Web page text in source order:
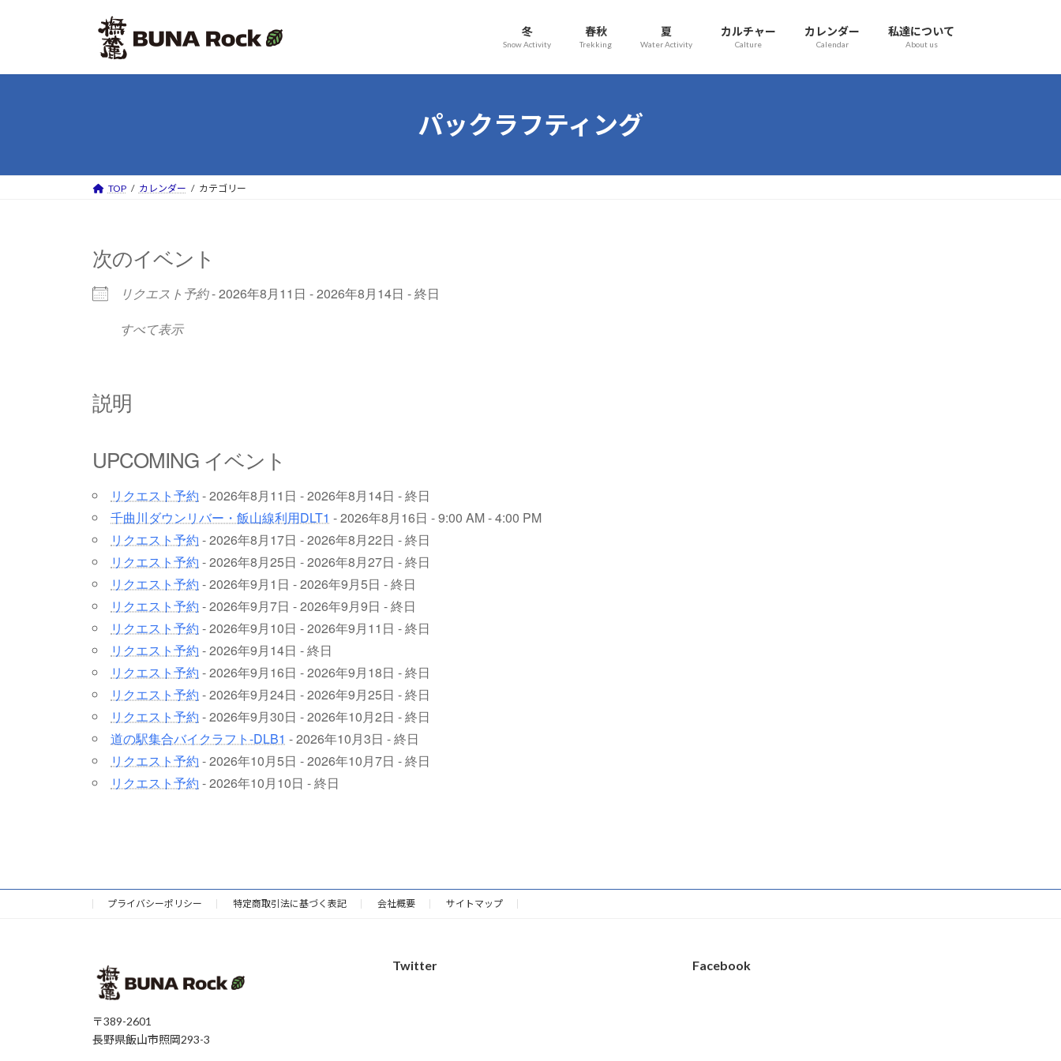
プ
動
冬
Snow Activity
春秋
Trekking
夏
Water Activity
カルチャー
Calture
カレンダー
Calendar
私達について
About us
パックラフティング
TOP カレンダー カテゴリー
次のイベント
リクエスト予約- 2026年8月11日 - 2026年8月14日 - 終日
すべて表示
説明
UPCOMING イベント
リクエスト予約 - 2026年8月11日 - 2026年8月14日 - 終日
千曲川ダウンリバー・飯山線利用DLT1 - 2026年8月16日 - 9:00 AM - 4:00 PM
リクエスト予約 - 2026年8月17日 - 2026年8月22日 - 終日
リクエスト予約 - 2026年8月25日 - 2026年8月27日 - 終日
リクエスト予約 - 2026年9月1日 - 2026年9月5日 - 終日
リクエスト予約 - 2026年9月7日 - 2026年9月9日 - 終日
リクエスト予約 - 2026年9月10日 - 2026年9月11日 - 終日
リクエスト予約 - 2026年9月14日 - 終日
リクエスト予約 - 2026年9月16日 - 2026年9月18日 - 終日
リクエスト予約 - 2026年9月24日 - 2026年9月25日 - 終日
リクエスト予約 - 2026年9月30日 - 2026年10月2日 - 終日
道の駅集合バイクラフト-DLB1 - 2026年10月3日 - 終日
リクエスト予約 - 2026年10月5日 - 2026年10月7日 - 終日
リクエスト予約 - 2026年10月10日 - 終日
プライバシーポリシー 特定商取引法に基づく表記 会社概要 サイトマップ
〒389-2601
長野県飯山市照岡293-3
Twitter Facebook